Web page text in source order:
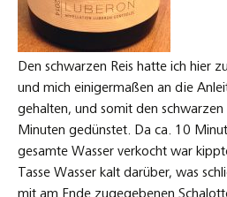
Den schwarzen Reis hatte ich hier
und mich einigermaßen an die
gehalten, und somit den schwarzen
Minuten gedünstet. Da ca. 10
gesamte Wasser verkocht war
Tasse Wasser kalt darüber, was